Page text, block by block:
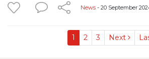
News - 20 September
1 2 3 Next